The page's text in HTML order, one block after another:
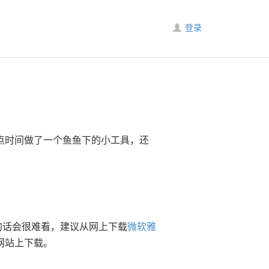
登录
间做了一个鱼鱼下的小工具，还
会很难看，建议从网上下载微软雅
上下载。